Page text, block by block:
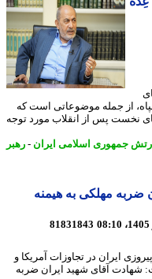
از جمله موضوعاتی است که
پس از انقلاب مورد توجه
اسلامی ایران -
رهبر
مهلکی به هیمنه
81831843
ایران در تجاوزات آمریکا و
آقای شهید ایران ضربه